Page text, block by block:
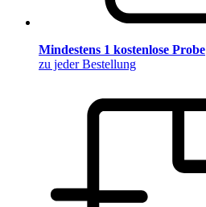
Mindestens 1 kostenlose Probe
zu jeder Bestellung